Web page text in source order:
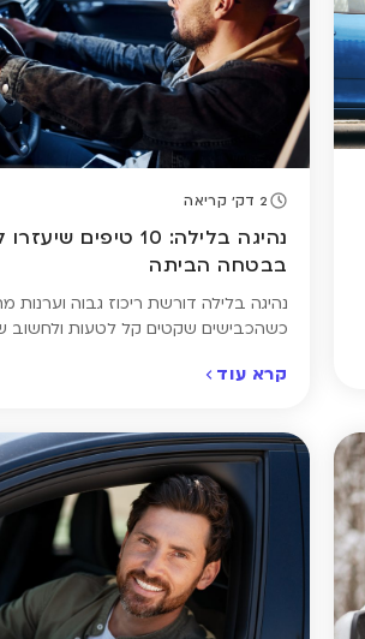
2 דק' קריאה
נהיגה בלילה: 10 טיפים
בבטחה הביתה
נהיגה בלילה דורשת ריכוז גבוה וערנות
כשהכבישים שקטים קל לטעות ולחשוב
את זמן התגובה, הסנוור מפנסי רכבים
להקפיד על כמה כללים פשוטים שיכולים
ולוודא שביצעתם השוואת ביטוח […]
קרא עוד